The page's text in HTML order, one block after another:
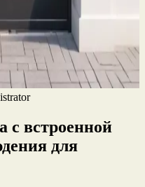
с встроенной
для